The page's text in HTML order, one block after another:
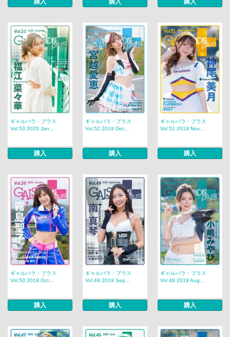
購入 購入 購入
ギャルパラ・プラス
Vol.53 2020 Jan...
購入
ギャルパラ・プラス
Vol.52 2019 Dec...
購入
ギャルパラ・プラス
Vol.51 2019 Nov...
購入
ギャルパラ・プラス
Vol.50 2019 Oct...
購入
ギャルパラ・プラス
Vol.49 2019 Sep...
購入
ギャルパラ・プラス
Vol.48 2019 Aug...
購入